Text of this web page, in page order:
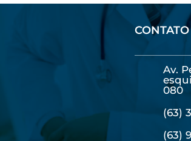
CONTATO
Av.
080
(63)
(63)